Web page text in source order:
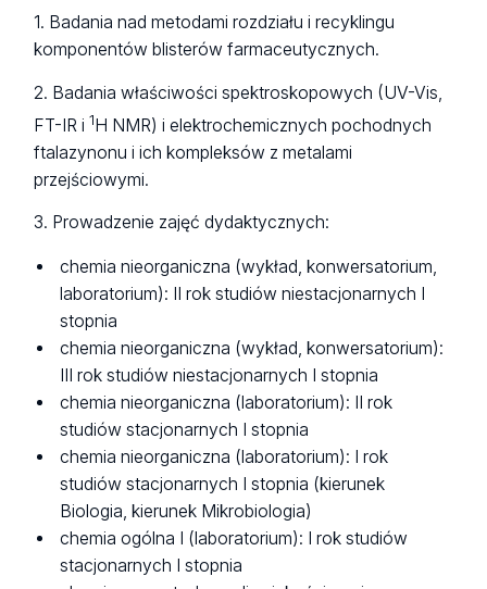
1. Badania nad metodami rozdziału i recyklingu
komponentów blisterów farmaceutycznych.
2. Badania właściwości spektroskopowych (UV-Vis,
FT-IR i1H NMR) i elektrochemicznych pochodnych
ftalazynonu i ich kompleksów z metalami
przejściowymi.
3. Prowadzenie zajęć dydaktycznych:
chemia nieorganiczna (wykład, konwersatorium,
laboratorium): II rok studiów niestacjonarnych I
stopnia
chemia nieorganiczna (wykład, konwersatorium):
III rok studiów niestacjonarnych I stopnia
chemia nieorganiczna (laboratorium): II rok
studiów stacjonarnych I stopnia
chemia nieorganiczna (laboratorium): I rok
studiów stacjonarnych I stopnia (kierunek
Biologia, kierunek Mikrobiologia)
chemia ogólna I (laboratorium): I rok studiów
stacjonarnych I stopnia